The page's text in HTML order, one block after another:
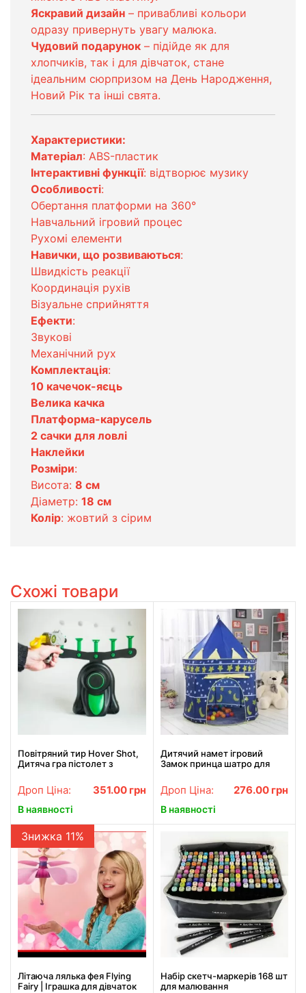
Яскравий дизайн – привабливі кольори
одразу привернуть увагу малюка.
Чудовий подарунок – підійде як для
хлопчиків, так і для дівчаток, стане
ідеальним сюрпризом на День Народження,
Новий Рік та інші свята.
Характеристики:
Матеріал: ABS-пластик
Інтерактивні функції: відтворює музику
Особливості:
Обертання платформи на 360°
Навчальний ігровий процес
Рухомі елементи
Навички, що розвиваються:
Швидкість реакції
Координація рухів
Візуальне сприйняття
Ефекти:
Звукові
Механічний рух
Комплектація:
10 качечок-яєць
Велика качка
Платформа-карусель
2 сачки для ловлі
Наклейки
Розміри:
Висота: 8 см
Діаметр: 18 см
Колір: жовтий з сірим
Схожі товари
Повітряний тир Hover Shot,
Дитяча гра пістолет з
Дроп Ціна: 351.00 грн
В наявності
Дитячий намет ігровий
Замок принца шатро для
Дроп Ціна: 276.00 грн
В наявності
Знижка 11%
Літаюча лялька фея Flying
Fairy | Іграшка для дівчаток
Набір скетч-маркерів 168 шт
для малювання